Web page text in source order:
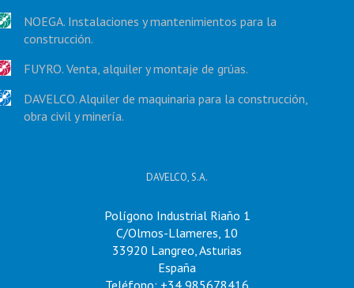
NOEGA. Instalaciones y mantenimientos para la
construcción.
FUYRO. Venta, alquiler y montaje de grúas.
DAVELCO. Alquiler de maquinaria para la construcción,
obra civil y minería.
DAVELCO, S.A.
Polígono Industrial Riaño 1
C/Olmos-Llameres, 10
33920 Langreo, Asturias
España
Teléfono: +34 985678416